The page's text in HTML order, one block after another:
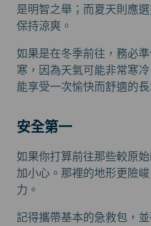
是明智之舉；而夏天則應
保持涼爽。
如果是在冬季前往，務必
寒，因為天氣可能非常寒
能享受一次愉快而舒適的
安全第一
如果你打算前往那些較原
加小心。那裡的地形更險
力。
記得攜帶基本的急救包，